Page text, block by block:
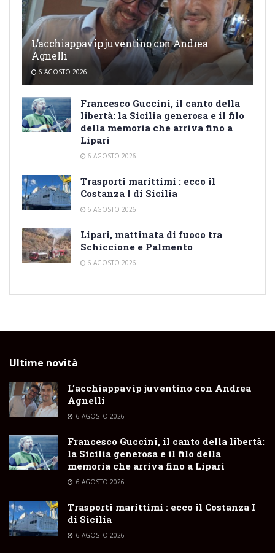
L’acchiappavip juventino con Andrea
Agnelli
6 AGOSTO 2026
Francesco Guccini, il canto della
libertà: la Sicilia generosa e il filo
della memoria che arriva fino a
Lipari
6 AGOSTO 2026
Trasporti marittimi : ecco il
Costanza I di Sicilia
6 AGOSTO 2026
Lipari, mattinata di fuoco tra
Schiccione e Palmento
6 AGOSTO 2026
Ultime novità
L’acchiappavip juventino con Andrea
Agnelli
6 AGOSTO 2026
Francesco Guccini, il canto della libertà:
la Sicilia generosa e il filo della
memoria che arriva fino a Lipari
6 AGOSTO 2026
Trasporti marittimi : ecco il Costanza I
di Sicilia
6 AGOSTO 2026